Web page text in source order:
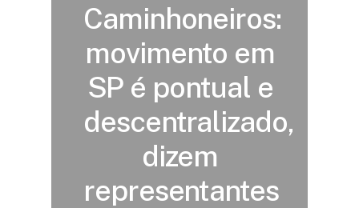
Caminhoneiros:
movimento em
SP é pontual e
descentralizado,
dizem
representantes